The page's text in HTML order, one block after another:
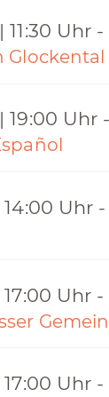
11:30 Uhr
Glockental
19:00 Uhr
14:00 Uhr
17:00 Uhr
17:00 Uhr